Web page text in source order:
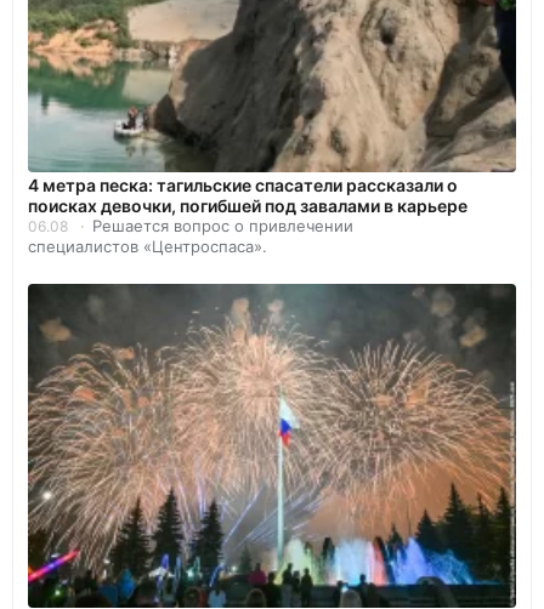
4 метра песка: тагильские спасатели рассказали о
поисках девочки, погибшей под завалами в карьере
06.08
Решается вопрос о привлечении
специалистов «Центроспаса».